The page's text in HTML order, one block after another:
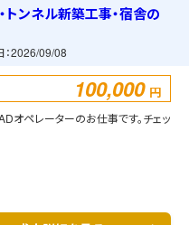
ンネル新築工事・宿舎の
2026/09/08
100,000 円
オペレーターのお仕事です。チェッ